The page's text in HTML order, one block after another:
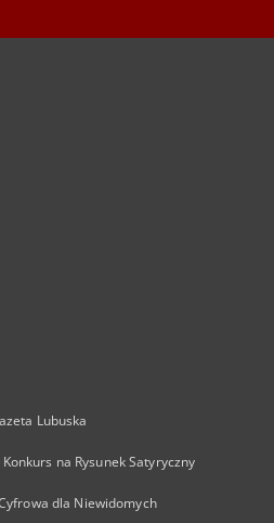
Lubuska
na Rysunek Satyryczny
dla Niewidomych